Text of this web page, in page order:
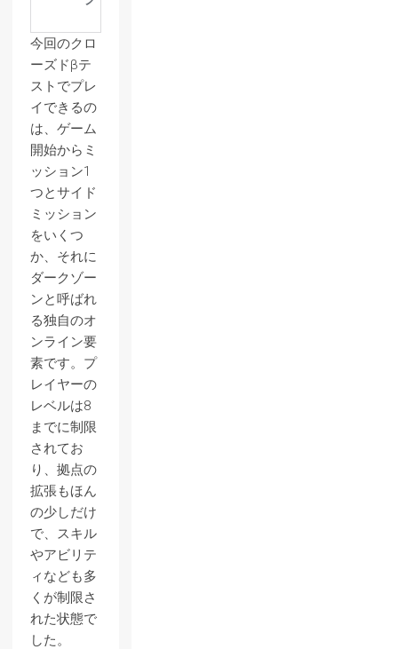
今回のクロ
ーズドβテ
ストでプレ
イできるの
は、ゲーム
開始からミ
ッション1
つとサイド
ミッション
をいくつ
か、それに
ダークゾー
ンと呼ばれ
る独自のオ
ンライン要
素です。プ
レイヤーの
レベルは8
までに制限
されてお
り、拠点の
拡張もほん
の少しだけ
で、スキル
やアビリテ
ィなども多
くが制限さ
れた状態で
した。